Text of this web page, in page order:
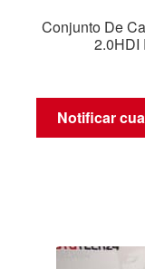
Conjunto De
2.0HDI
Notificar